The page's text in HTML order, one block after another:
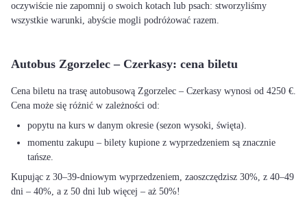
oczywiście nie zapomnij o swoich kotach lub psach: stworzyliśmy
wszystkie warunki, abyście mogli podróżować razem.
Autobus Zgorzelec – Czerkasy: cena biletu
Cena biletu na trasę autobusową Zgorzelec – Czerkasy wynosi od 4250 €.
Cena może się różnić w zależności od:
popytu na kurs w danym okresie (sezon wysoki, święta).
momentu zakupu – bilety kupione z wyprzedzeniem są znacznie
tańsze.
Kupując z 30–39-dniowym wyprzedzeniem, zaoszczędzisz 30%, z 40–49
dni – 40%, a z 50 dni lub więcej – aż 50%!